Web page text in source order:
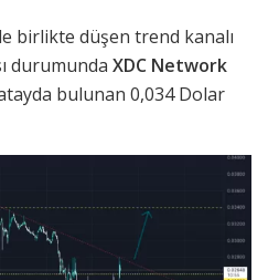
birlikte düşen trend kanalı
durumunda XDC Network
bulunan 0,034 Dolar